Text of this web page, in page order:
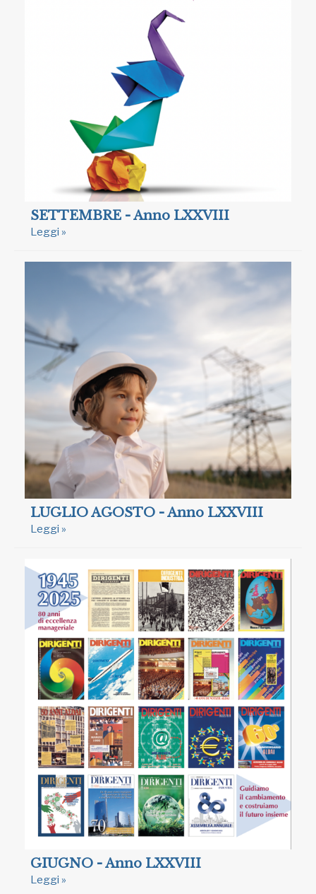
SETTEMBRE - Anno LXXVIII
Leggi »
LUGLIO AGOSTO - Anno LXXVIII
Leggi »
GIUGNO - Anno LXXVIII
Leggi »